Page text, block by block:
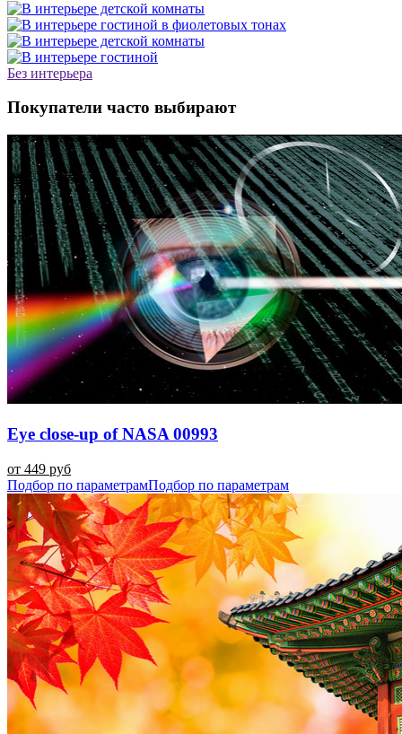
Без интерьера
Покупатели часто выбирают
Eye close-up of NASA 00993
от 449 руб
Подбор по параметрамПодбор по параметрам